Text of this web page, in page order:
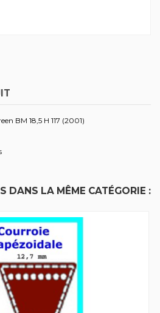
BM 18,5 H 117 (2001)
DANS LA MÊME CATÉGORIE :